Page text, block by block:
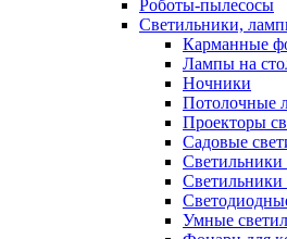
Роботы-пылесосы
Светильники,
Карманные
Лампы на
Ночники
Потолочные
Проекторы
Садовые
Светильники
Умные